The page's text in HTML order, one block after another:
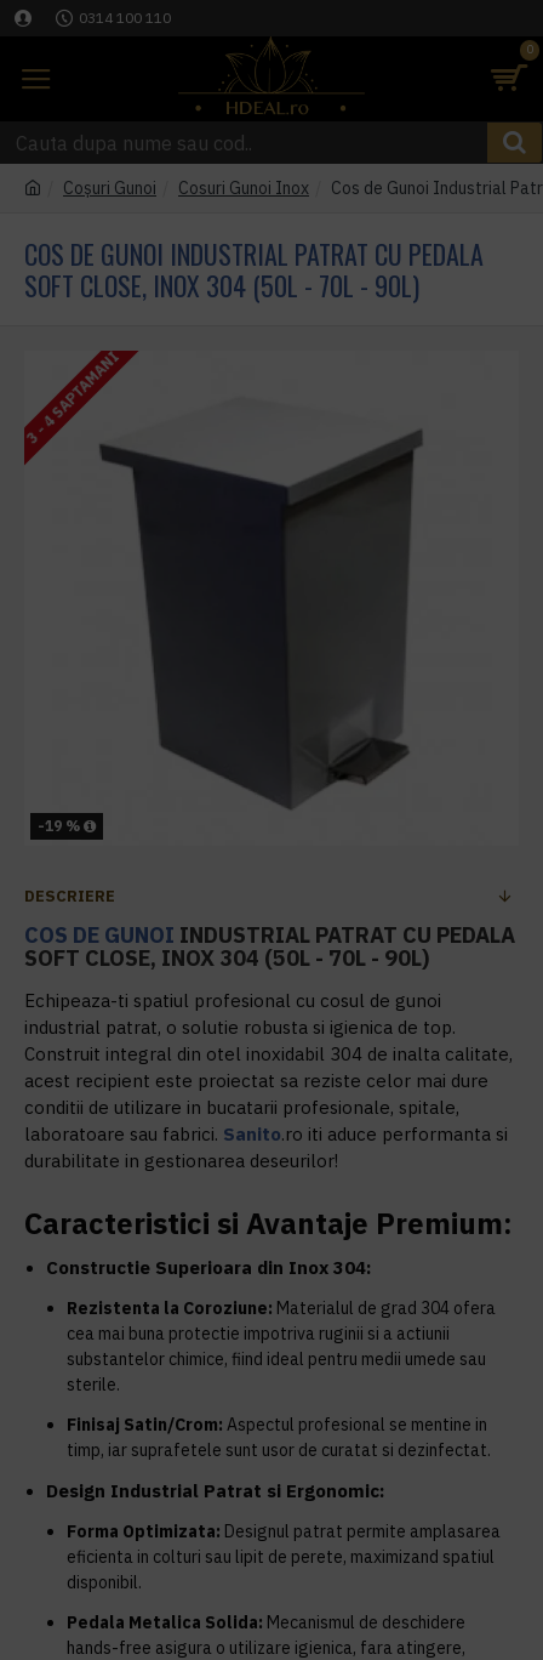
0314 100 110
0
Coşuri Gunoi Cosuri Gunoi Inox Cos de Gunoi Industrial
COS DE GUNOI INDUSTRIAL PATRAT CU PEDALA
SOFT CLOSE, INOX 304 (50L - 70L - 90L)
-19 %
3 - 4 SAPTAMANI
DESCRIERE
COS DE GUNOI INDUSTRIAL PATRAT CU PEDALA
SOFT CLOSE, INOX 304 (50L - 70L - 90L)
Echipeaza-ti spatiul profesional cu cosul de gunoi
industrial patrat, o solutie robusta si igienica de top.
Construit integral din otel inoxidabil 304 de inalta calitate,
acest recipient este proiectat sa reziste celor mai dure
conditii de utilizare in bucatarii profesionale, spitale,
laboratoare sau fabrici. Sanito.ro iti aduce performanta si
durabilitate in gestionarea deseurilor!
Caracteristici si Avantaje Premium:
Constructie Superioara din Inox 304:
Rezistenta la Coroziune: Materialul de grad 304 ofera
cea mai buna protectie impotriva ruginii si a actiunii
substantelor chimice, fiind ideal pentru medii umede sau
sterile.
Finisaj Satin/Crom: Aspectul profesional se mentine in
timp, iar suprafetele sunt usor de curatat si dezinfectat.
Design Industrial Patrat si Ergonomic:
Forma Optimizata: Designul patrat permite amplasarea
eficienta in colturi sau lipit de perete, maximizand spatiul
disponibil.
Pedala Metalica Solida: Mecanismul de deschidere
hands-free asigura o utilizare igienica, fara atingere,